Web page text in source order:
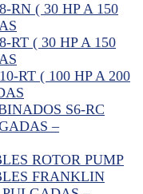
RN ( 30 HP A 150
RT ( 30 HP A 150
RT ( 100 HP A 200
S6-RC
–
ROTOR PUMP
FRANKLIN